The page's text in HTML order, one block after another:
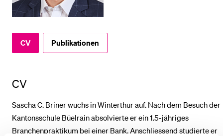
CV Publikationen
CV
Sascha C. Briner wuchs in Winterthur auf. Nach dem Besuch der
Kantonsschule Büelrain absolvierte er ein 1.5-jähriges
Branchenpraktikum bei einer Bank. Anschliessend studierte er
Medien
BELIEBTE INHALTE
Menuplan Mensa
Anmeldung und Zulassung